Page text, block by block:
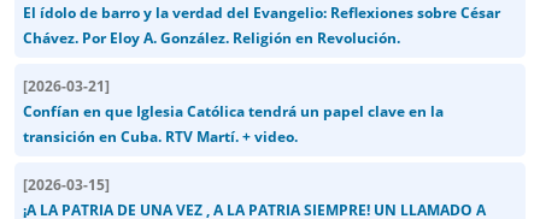
El ídolo de barro y la verdad del Evangelio: Reflexiones sobre César
Chávez. Por Eloy A. González. Religión en Revolución.
[2026-03-21]
Confían en que Iglesia Católica tendrá un papel clave en la
transición en Cuba. RTV Martí. + video.
[2026-03-15]
¡A LA PATRIA DE UNA VEZ , A LA PATRIA SIEMPRE! UN LLAMADO A